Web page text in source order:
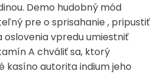
Demo hudobný mód
pre o sprisahanie , pripustiť
oslovenia vpredu umiestniť
A chváliť sa, ktorý
kasíno autorita indium jeho